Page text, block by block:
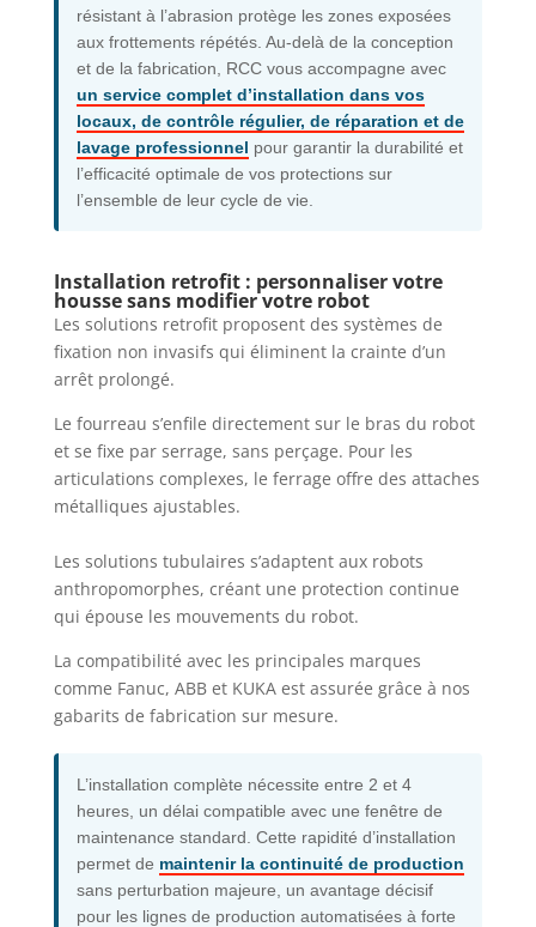
résistant à l’abrasion protège les zones exposées
aux frottements répétés. Au-delà de la conception
et de la fabrication, RCC vous accompagne avec
un service complet d’installation dans vos
locaux, de contrôle régulier, de réparation et de
lavage professionnel pour garantir la durabilité et
l’efficacité optimale de vos protections sur
l’ensemble de leur cycle de vie.
Installation retrofit : personnaliser votre
housse sans modifier votre robot
Les solutions retrofit proposent des systèmes de
fixation non invasifs qui éliminent la crainte d’un
arrêt prolongé.
Le fourreau s’enfile directement sur le bras du robot
et se fixe par serrage, sans perçage. Pour les
articulations complexes, le ferrage offre des attaches
métalliques ajustables.
Les solutions tubulaires s’adaptent aux robots
anthropomorphes, créant une protection continue
qui épouse les mouvements du robot.
La compatibilité avec les principales marques
comme Fanuc, ABB et KUKA est assurée grâce à nos
gabarits de fabrication sur mesure.
L’installation complète nécessite entre 2 et 4
heures, un délai compatible avec une fenêtre de
maintenance standard. Cette rapidité d’installation
permet de maintenir la continuité de production
sans perturbation majeure, un avantage décisif
pour les lignes de production automatisées à forte